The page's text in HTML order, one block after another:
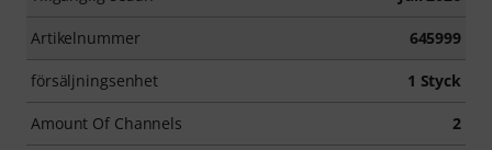
Artikelnummer 645999
försäljningsenhet 1 Styck
Amount Of Channels 2